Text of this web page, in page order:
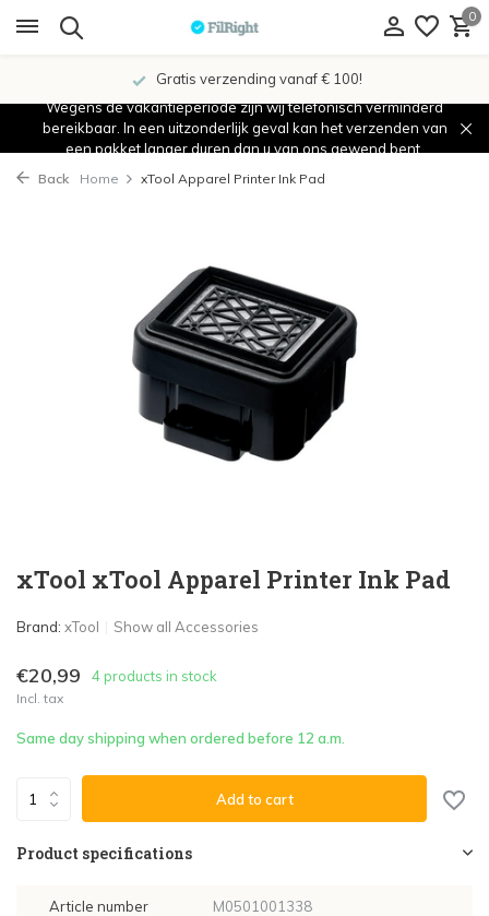
0
Gratis verzending vanaf € 100!
Wegens de vakantieperiode zijn wij telefonisch verminderd
bereikbaar. In een uitzonderlijk geval kan het verzenden van
een pakket langer duren dan u van ons gewend bent.
Back Home xTool Apparel Printer Ink Pad
xTool xTool Apparel Printer Ink Pad
Brand: xTool Show all Accessories
€20,99 4 products in stock
Incl. tax
Same day shipping when ordered before 12 a.m.
Add to cart
Product specifications
Article number M0501001338